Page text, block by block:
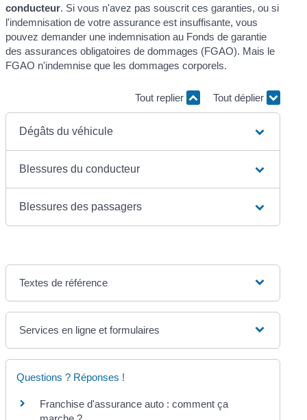
conducteur. Si vous n'avez pas souscrit ces garanties, ou si
l'indemnisation de votre assurance est insuffisante, vous
pouvez demander une indemnisation au Fonds de garantie
des assurances obligatoires de dommages (FGAO). Mais le
FGAO n'indemnise que les dommages corporels.
Tout replier Tout déplier
Dégâts du véhicule
Blessures du conducteur
Blessures des passagers
Textes de référence
Services en ligne et formulaires
Questions ? Réponses !
Franchise d'assurance auto : comment ça